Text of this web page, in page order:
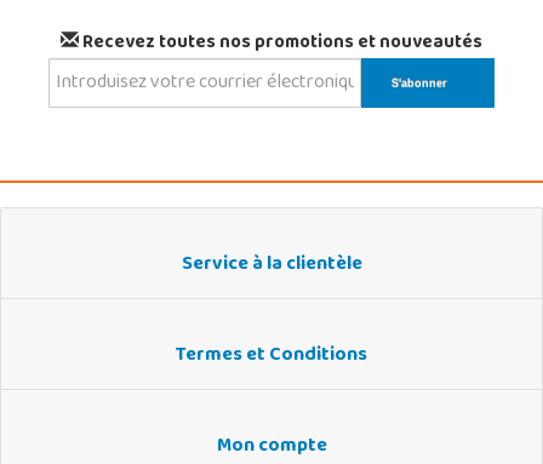
Recevez toutes nos promotions et nouveautés
Service à la clientèle
Termes et Conditions
Mon compte